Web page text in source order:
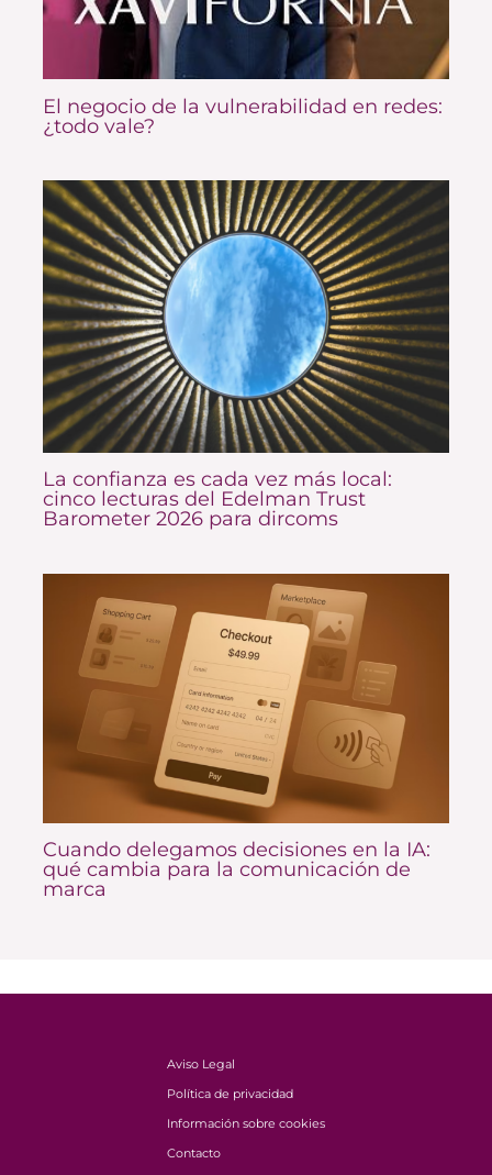
El negocio de la vulnerabilidad en redes:
¿todo vale?
La confianza es cada vez más local:
cinco lecturas del Edelman Trust
Barometer 2026 para dircoms
Cuando delegamos decisiones en la IA:
qué cambia para la comunicación de
marca
Aviso Legal
Política de privacidad
Información sobre cookies
Contacto